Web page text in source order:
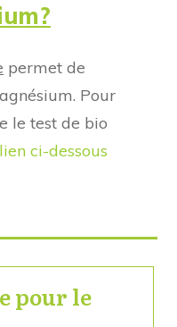
permet de
Pour
le test de bio
ci-dessous
pour le